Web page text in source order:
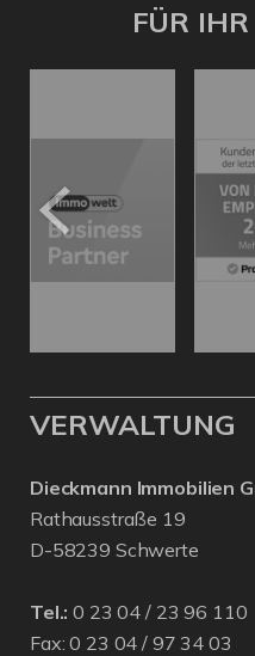
FÜR
VERWALTUNG
Dieckmann Immobilien
Rathausstraße 19
D-58239 Schwerte
Tel.: 0 23 04 / 23 96 110
Fax: 0 23 04 / 97 34 03